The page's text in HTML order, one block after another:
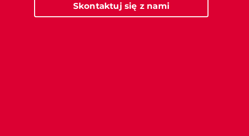
Skontaktuj się z nami